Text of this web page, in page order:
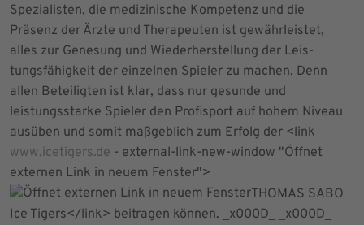
Spezialisten, die medizinische Kompetenz und die
Präsenz der Ärzte und Therapeuten ist gewährleistet,
alles zur Genesung und Wiederherstellung der Leis-
tungsfähigkeit der einzelnen Spieler zu machen. Denn
allen Beteiligten ist klar, dass nur gesunde und
leistungsstarke Spieler den Profisport auf hohem Niveau
ausüben und somit maßgeblich zum Erfolg der <link
www.icetigers.de - external-link-new-window "Öffnet
externen Link in neuem Fenster">
THOMAS SABO
Ice Tigers</link> beitragen können. _x000D_ _x000D_